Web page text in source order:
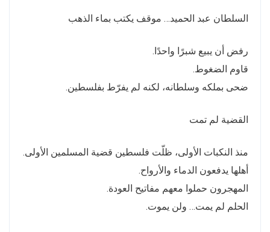
السلطان عبد الحميد… موقف يكتب بماء الذهب
رفض أن يبيع شبرًا واحدًا.
قاوم الضغوط.
ضحى بملكه وسلطانه، لكنه لم يفرّط بفلسطين.
القضية لم تمت
منذ النكبات الأولى، ظلّت فلسطين قضية المسلمين الأولى.
أهلها يدفعون الدماء والأرواح.
المهجرون حملوا معهم مفاتيح العودة.
الحلم لم يمت… ولن يموت.